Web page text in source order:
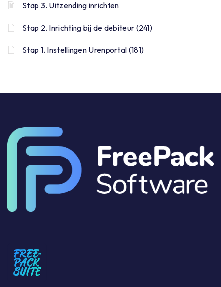
Stap 3. Uitzending inrichten
Stap 2. Inrichting bij de debiteur (241)
Stap 1. Instellingen Urenportal (181)